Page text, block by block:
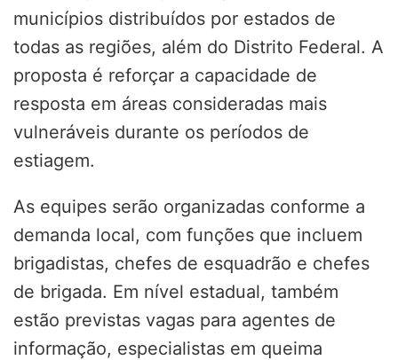
municípios distribuídos por estados de
todas as regiões, além do Distrito Federal. A
proposta é reforçar a capacidade de
resposta em áreas consideradas mais
vulneráveis durante os períodos de
estiagem.
As equipes serão organizadas conforme a
demanda local, com funções que incluem
brigadistas, chefes de esquadrão e chefes
de brigada. Em nível estadual, também
estão previstas vagas para agentes de
informação, especialistas em queima